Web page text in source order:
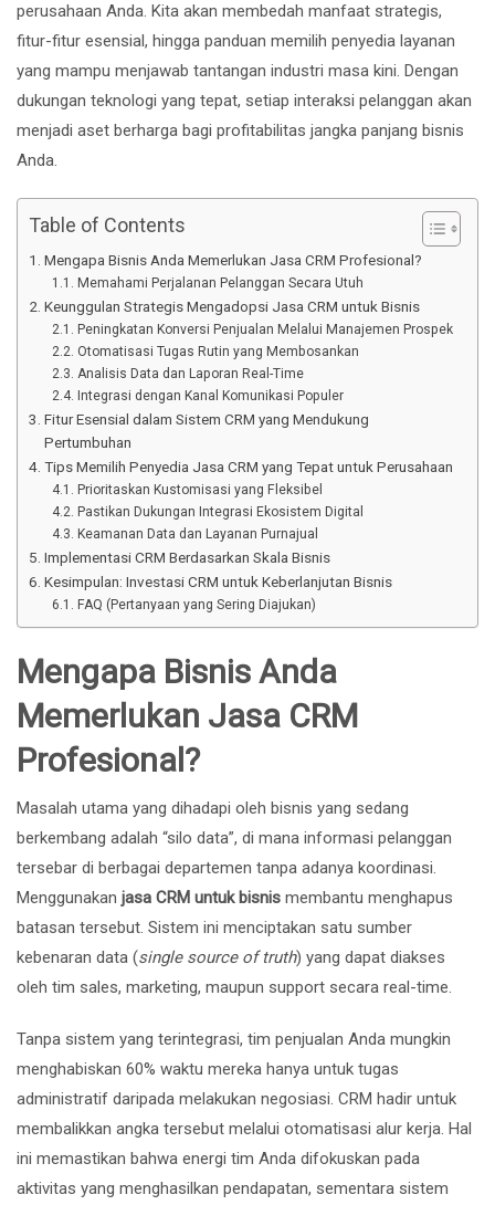
perusahaan Anda. Kita akan membedah manfaat strategis,
fitur-fitur esensial, hingga panduan memilih penyedia layanan
yang mampu menjawab tantangan industri masa kini. Dengan
dukungan teknologi yang tepat, setiap interaksi pelanggan akan
menjadi aset berharga bagi profitabilitas jangka panjang bisnis
Anda.
Table of Contents
Mengapa Bisnis Anda Memerlukan Jasa CRM Profesional?
Memahami Perjalanan Pelanggan Secara Utuh
Keunggulan Strategis Mengadopsi Jasa CRM untuk Bisnis
Peningkatan Konversi Penjualan Melalui Manajemen Prospek
Otomatisasi Tugas Rutin yang Membosankan
Analisis Data dan Laporan Real-Time
Integrasi dengan Kanal Komunikasi Populer
Fitur Esensial dalam Sistem CRM yang Mendukung
Pertumbuhan
Tips Memilih Penyedia Jasa CRM yang Tepat untuk Perusahaan
Prioritaskan Kustomisasi yang Fleksibel
Pastikan Dukungan Integrasi Ekosistem Digital
Keamanan Data dan Layanan Purnajual
Implementasi CRM Berdasarkan Skala Bisnis
Kesimpulan: Investasi CRM untuk Keberlanjutan Bisnis
FAQ (Pertanyaan yang Sering Diajukan)
Mengapa Bisnis Anda
Memerlukan Jasa CRM
Profesional?
Masalah utama yang dihadapi oleh bisnis yang sedang
berkembang adalah “silo data”, di mana informasi pelanggan
tersebar di berbagai departemen tanpa adanya koordinasi.
Menggunakan jasa CRM untuk bisnis membantu menghapus
batasan tersebut. Sistem ini menciptakan satu sumber
kebenaran data (single source of truth) yang dapat diakses
oleh tim sales, marketing, maupun support secara real-time.
Tanpa sistem yang terintegrasi, tim penjualan Anda mungkin
menghabiskan 60% waktu mereka hanya untuk tugas
administratif daripada melakukan negosiasi. CRM hadir untuk
membalikkan angka tersebut melalui otomatisasi alur kerja. Hal
ini memastikan bahwa energi tim Anda difokuskan pada
aktivitas yang menghasilkan pendapatan, sementara sistem